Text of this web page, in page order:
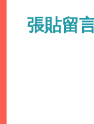
張貼留